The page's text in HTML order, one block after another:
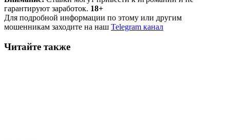
гарантируют заработок. 18+
Для подробной информации по этому или другим
мошенникам заходите на наш Telegram канал
Читайте также